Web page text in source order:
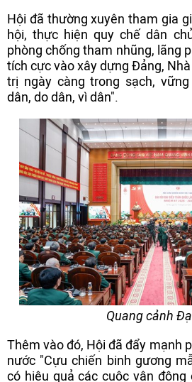
Hội đã thường xuyên tham gia
hội, thực hiện quy chế dân
phòng chống tham nhũng, lãng
tích cực vào xây dựng Đảng,
trị ngày càng trong sạch,
dân, do dân, vì dân".
Quang cảnh
Thêm vào đó, Hội đã đẩy mạnh
nước "Cựu chiến binh gương
có hiệu quả các cuộc vận động